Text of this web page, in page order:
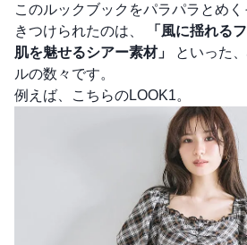
このルックブックをパラパラとめ
きつけられたのは、
「風に揺れる
肌を魅せるシアー素材」
といった
ルの数々です。
例えば、こちらのLOOK1。